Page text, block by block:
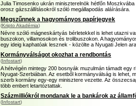
Julia Timosenko ukrán miniszterelnök hétfőn
orosz gázszállításokról szóló megállapodás aláírására.
Megszűnnek a hagyományos papírjegyek
(Kripto Akadémia)
Névre szóló mágneskártyás bérletekkel is lehet utazni
buszokon, villamosokon és trolibuszokon. A
egy ideig kaphatóak lesznek - közölte a Nyugati Jelen
Kormányválságot okozhat a rendbontás
(Infostart)
A hétvégén mintegy 200 bosnyák muzulmán támadt egy
Nyugat-Szerbiában. Az esetből kormányválság is lehet,
szerb kormány egy-egy minisztere vezette. Az
több embert letartóztattak.
Százmilliókról mondanak le a bankárok az
(Infostart)